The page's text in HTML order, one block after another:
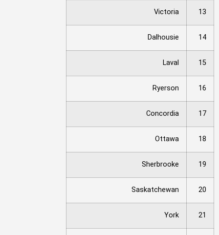
13
Victoria
14
Dalhousie
15
Laval
16
Ryerson
17
Concordia
18
Ottawa
19
Sherbrooke
20
Saskatchewan
21
York